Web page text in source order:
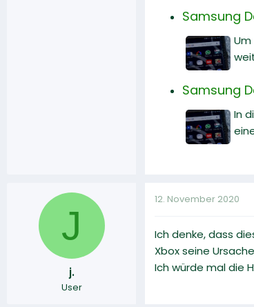
Samsung
Samsung
In
J
j.
User
12. November 2020
Ich denke, dass
Xbox seine
Ich würde mal die